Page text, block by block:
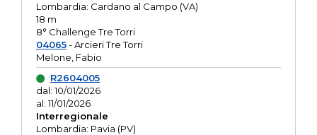
Lombardia: Cardano al Campo (VA)
18 m
8° Challenge Tre Torri
04065- Arcieri Tre Torri
Melone, Fabio
R2604005
dal: 10/01/2026
al: 11/01/2026
Interregionale
Lombardia: Pavia (PV)